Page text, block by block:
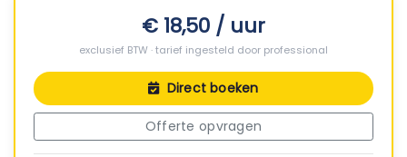
€ 18,50 / uur
exclusief BTW · tarief ingesteld door professional
Direct boeken
Offerte opvragen